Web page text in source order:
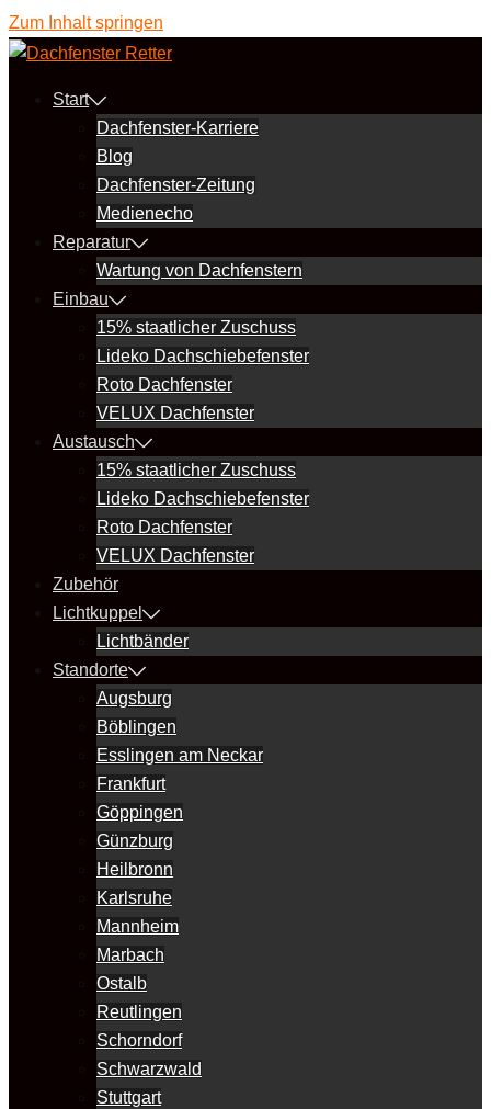
Zum Inhalt springen
Start
Dachfenster-Karriere
Blog
Dachfenster-Zeitung
Medienecho
Reparatur
Wartung von Dachfenstern
Einbau
15% staatlicher Zuschuss
Lideko Dachschiebefenster
Roto Dachfenster
VELUX Dachfenster
Austausch
15% staatlicher Zuschuss
Lideko Dachschiebefenster
Roto Dachfenster
VELUX Dachfenster
Zubehör
Lichtkuppel
Lichtbänder
Standorte
Augsburg
Böblingen
Esslingen am Neckar
Frankfurt
Göppingen
Günzburg
Heilbronn
Karlsruhe
Mannheim
Marbach
Ostalb
Reutlingen
Schorndorf
Schwarzwald
Stuttgart